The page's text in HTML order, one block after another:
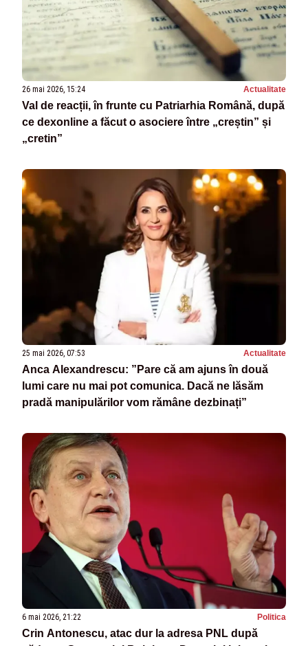
26 mai 2026, 15:24 Actualitate
Val de reacții, în frunte cu Patriarhia Română, după
ce dexonline a făcut o asociere între „creștin” și
„cretin”
25 mai 2026, 07:53 Actualitate
Anca Alexandrescu: ”Pare că am ajuns în două
lumi care nu mai pot comunica. Dacă ne lăsăm
pradă manipulărilor vom rămâne dezbinați”
6 mai 2026, 21:22 Politica
Crin Antonescu, atac dur la adresa PNL după